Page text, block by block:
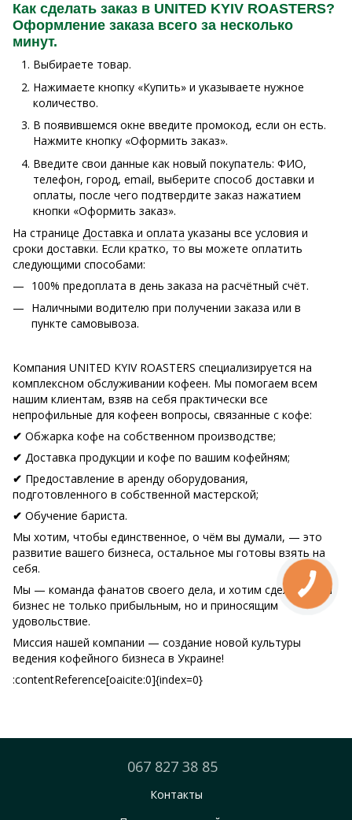
Как сделать заказ в UNITED KYIV ROASTERS?
Оформление заказа всего за несколько
минут.
Выбираете товар.
Нажимаете кнопку «Купить» и указываете нужное
количество.
В появившемся окне введите промокод, если он есть.
Нажмите кнопку «Оформить заказ».
Введите свои данные как новый покупатель: ФИО,
телефон, город, email, выберите способ доставки и
оплаты, после чего подтвердите заказ нажатием
кнопки «Оформить заказ».
На странице Доставка и оплата указаны все условия и
сроки доставки. Если кратко, то вы можете оплатить
следующими способами:
100% предоплата в день заказа на расчётный счёт.
Наличными водителю при получении заказа или в
пункте самовывоза.
Компания UNITED KYIV ROASTERS специализируется на
комплексном обслуживании кофеен. Мы помогаем всем
нашим клиентам, взяв на себя практически все
непрофильные для кофеен вопросы, связанные с кофе:
✔ Обжарка кофе на собственном производстве;
✔ Доставка продукции и кофе по вашим кофейням;
✔ Предоставление в аренду оборудования,
подготовленного в собственной мастерской;
✔ Обучение бариста.
Мы хотим, чтобы единственное, о чём вы думали, — это
развитие вашего бизнеса, остальное мы готовы взять на
себя.
Мы — команда фанатов своего дела, и хотим сделать ваш
бизнес не только прибыльным, но и приносящим
удовольствие.
Миссия нашей компании — создание новой культуры
ведения кофейного бизнеса в Украине!
:contentReference[oaicite:0]{index=0}
067 827 38 85
Контакты